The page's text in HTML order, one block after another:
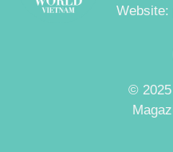
Website:
©